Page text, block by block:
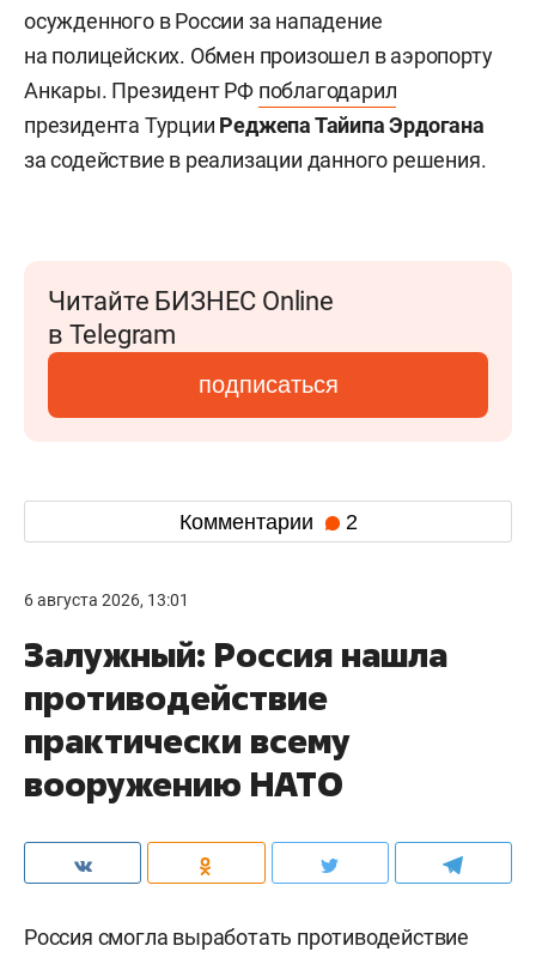
осужденного в России за нападение
на полицейских. Обмен произошел в аэропорту
Анкары. Президент РФ поблагодарил
президента Турции Реджепа Тайипа Эрдогана
за содействие в реализации данного решения.
Читайте БИЗНЕС Online
в Telegram
подписаться
Комментарии 2
6 августа 2026, 13:01
Залужный: Россия нашла
противодействие
практически всему
вооружению НАТО
Россия смогла выработать противодействие